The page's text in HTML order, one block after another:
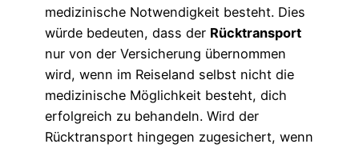
medizinische Notwendigkeit besteht. Dies
würde bedeuten, dass der Rücktransport
nur von der Versicherung übernommen
wird, wenn im Reiseland selbst nicht die
medizinische Möglichkeit besteht, dich
erfolgreich zu behandeln. Wird der
Rücktransport hingegen zugesichert, wenn